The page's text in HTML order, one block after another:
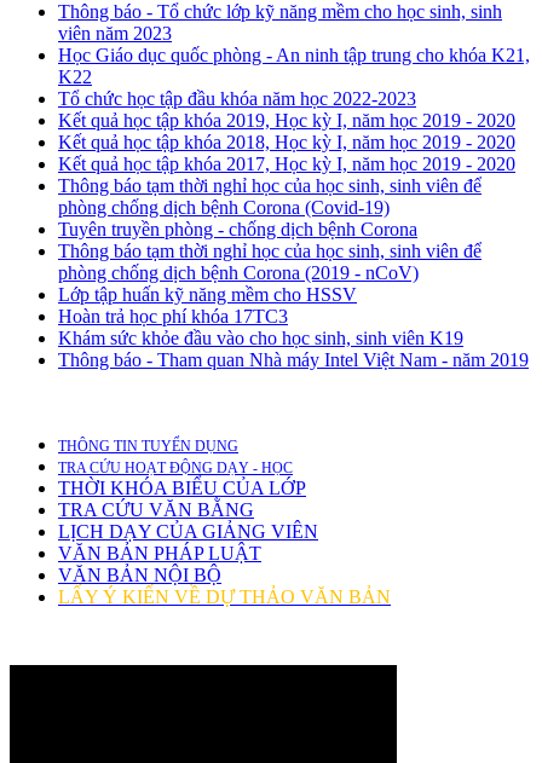
Thông báo - Tổ chức lớp kỹ năng mềm cho học sinh, sinh
viên năm 2023
Học Giáo dục quốc phòng - An ninh tập trung cho khóa K21,
K22
Tổ chức học tập đầu khóa năm học 2022-2023
Kết quả học tập khóa 2019, Học kỳ I, năm học 2019 - 2020
Kết quả học tập khóa 2018, Học kỳ I, năm học 2019 - 2020
Kết quả học tập khóa 2017, Học kỳ I, năm học 2019 - 2020
Thông báo tạm thời nghỉ học của học sinh, sinh viên để
phòng chống dịch bệnh Corona (Covid-19)
Tuyên truyền phòng - chống dịch bệnh Corona
Thông báo tạm thời nghỉ học của học sinh, sinh viên để
phòng chống dịch bệnh Corona (2019 - nCoV)
Lớp tập huấn kỹ năng mềm cho HSSV
Hoàn trả học phí khóa 17TC3
Khám sức khỏe đầu vào cho học sinh, sinh viên K19
Thông báo - Tham quan Nhà máy Intel Việt Nam - năm 2019
THÔNG TIN TUYỂN DỤNG
TRA CỨU HOẠT ĐỘNG DẠY - HỌC
THỜI KHÓA BIỂU CỦA LỚP
TRA CỨU VĂN BẰNG
LỊCH DẠY CỦA GIẢNG VIÊN
VĂN BẢN PHÁP LUẬT
VĂN BẢN NỘI BỘ
LẤY Ý KIẾN VỀ DỰ THẢO VĂN BẢN